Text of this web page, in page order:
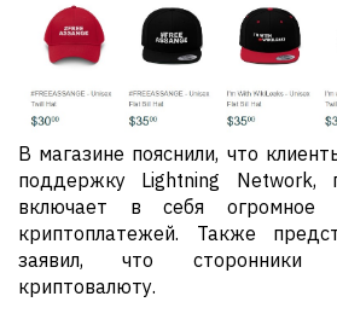
В магазине пояснили, что
поддержку Lightning Network,
включает в себя огромное
криптоплатежей. Также
заявил, что сторонники
криптовалюту.